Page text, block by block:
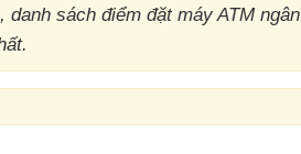
sách điểm đặt máy ATM ngân